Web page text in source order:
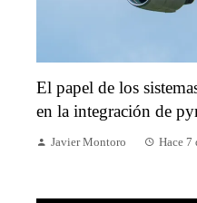
El papel de los
en la integración de
Javier Montoro Hace 7